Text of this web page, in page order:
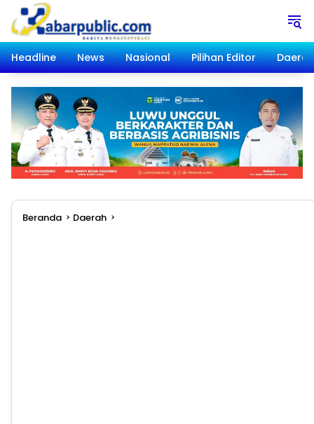
Langsung
konten
Headline
News Nasional Pilihan Editor Daerah
Beranda Daerah